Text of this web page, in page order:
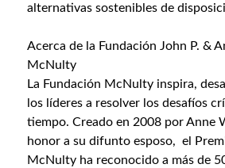
alternativas sostenibles de
Acerca de la Fundación John P. &
McNulty
La Fundación McNultyinspira,
los líderes a resolver los desafíos
tiempo. Creado en 2008 por Anne
honor a su difunto esposo, el
McNultyha reconocido a más de